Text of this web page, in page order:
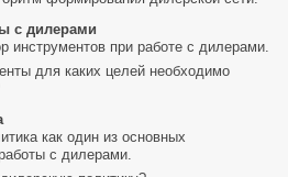
с дилерами
инструментов при работе с дилерами.
для каких целей необходимо
как один из основных
с дилерами.